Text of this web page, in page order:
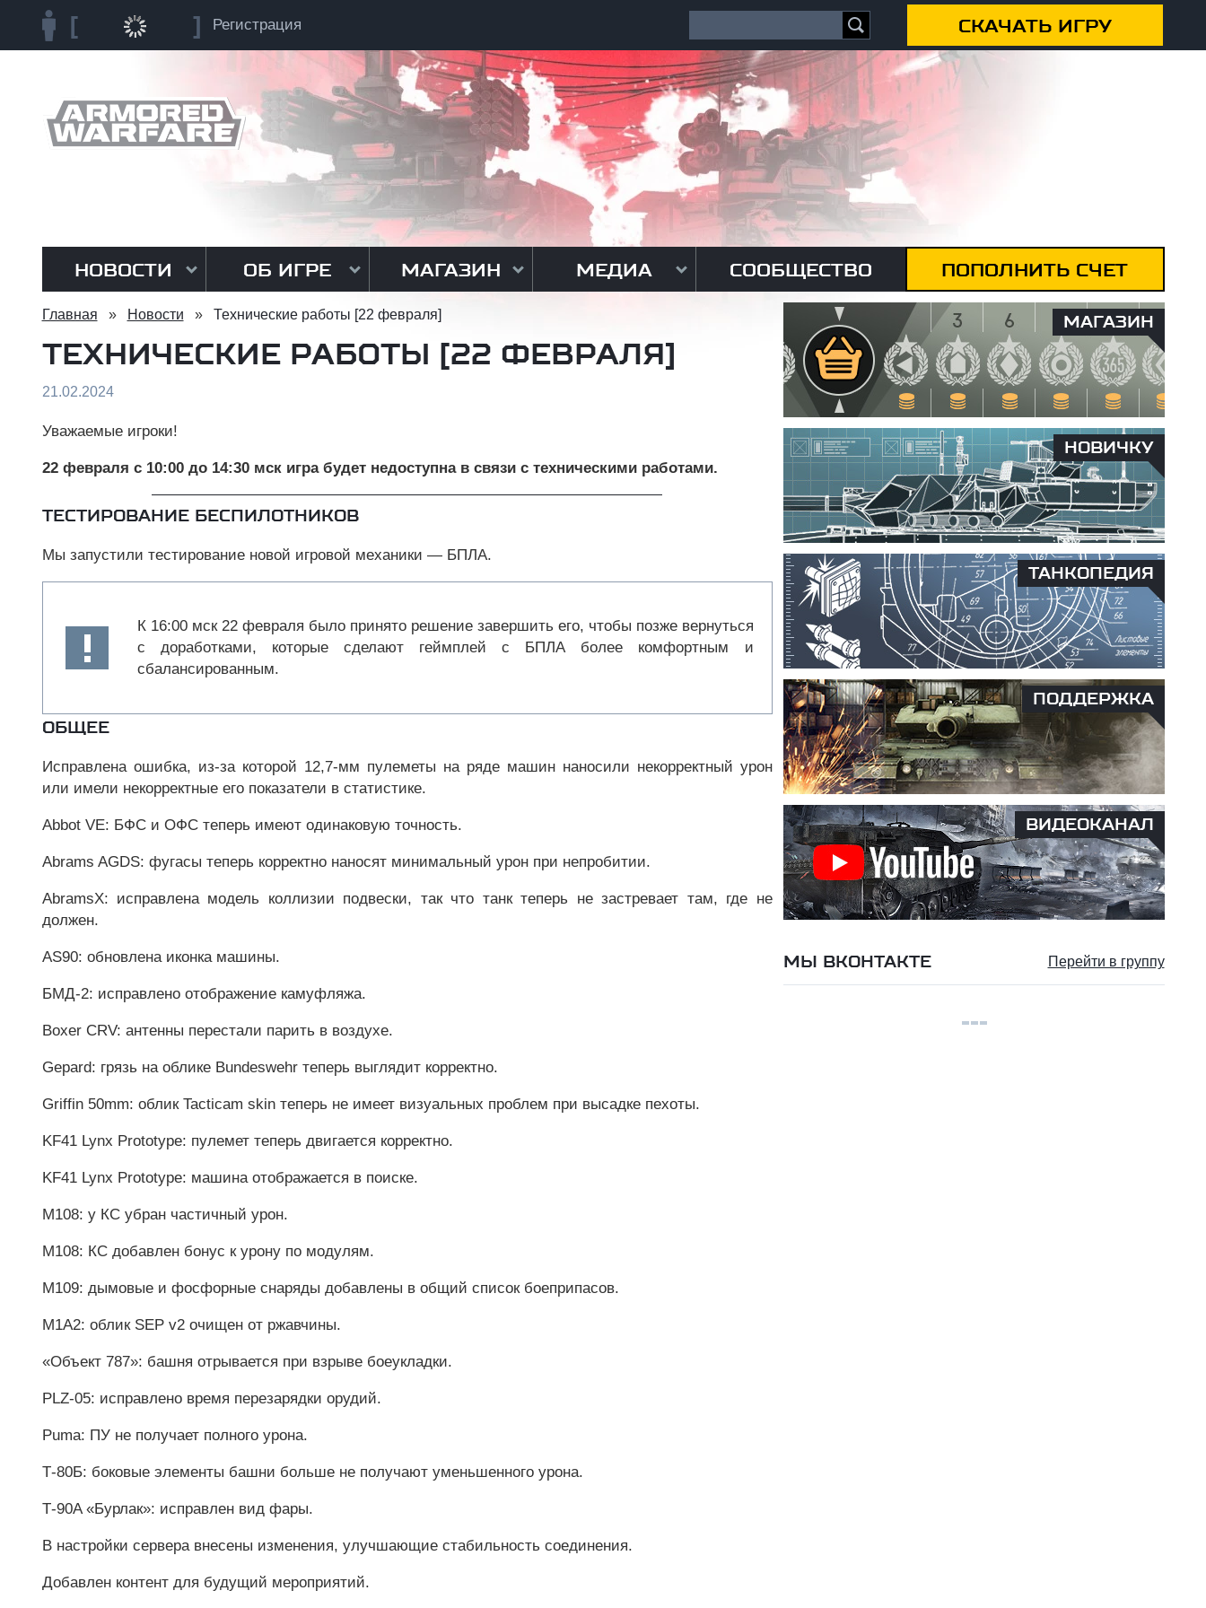
Регистрация СКАЧАТЬ ИГРУ
НОВОСТИ ОБ ИГРЕ МАГАЗИН МЕДИА СООБЩЕСТВО ПОПОЛНИТЬ СЧЕТ
Главная » Новости » Технические работы [22 февраля]
ТЕХНИЧЕСКИЕ РАБОТЫ [22 ФЕВРАЛЯ]
21.02.2024
Уважаемые игроки!
22 февраля с 10:00 до 14:30 мск игра будет недоступна в связи с техническими работами.
ТЕСТИРОВАНИЕ БЕСПИЛОТНИКОВ
Мы запустили тестирование новой игровой механики — БПЛА.
К 16:00 мск 22 февраля было принято решение завершить его, чтобы позже вернуться
с доработками, которые сделают геймплей с БПЛА более комфортным и
сбалансированным.
ОБЩЕЕ
Исправлена ошибка, из-за которой 12,7-мм пулеметы на ряде машин наносили некорректный урон
или имели некорректные его показатели в статистике.
Abbot VE: БФС и ОФС теперь имеют одинаковую точность.
Abrams AGDS: фугасы теперь корректно наносят минимальный урон при непробитии.
AbramsX: исправлена модель коллизии подвески, так что танк теперь не застревает там, где не
должен.
AS90: обновлена иконка машины.
БМД-2: исправлено отображение камуфляжа.
Boxer CRV: антенны перестали парить в воздухе.
Gepard: грязь на облике Bundeswehr теперь выглядит корректно.
Griffin 50mm: облик Tacticam skin теперь не имеет визуальных проблем при высадке пехоты.
KF41 Lynx Prototype: пулемет теперь двигается корректно.
KF41 Lynx Prototype: машина отображается в поиске.
M108: у КС убран частичный урон.
M108: КС добавлен бонус к урону по модулям.
M109: дымовые и фосфорные снаряды добавлены в общий список боеприпасов.
M1A2: облик SEP v2 очищен от ржавчины.
«Объект 787»: башня отрывается при взрыве боеукладки.
PLZ-05: исправлено время перезарядки орудий.
Puma: ПУ не получает полного урона.
Т-80Б: боковые элементы башни больше не получают уменьшенного урона.
Т-90A «Бурлак»: исправлен вид фары.
В настройки сервера внесены изменения, улучшающие стабильность соединения.
Добавлен контент для будущий мероприятий.
МАГАЗИН
НОВИЧКУ
ТАНКОПЕДИЯ
ПОДДЕРЖКА
ВИДЕОКАНАЛ
МЫ ВКОНТАКТЕ Перейти в группу